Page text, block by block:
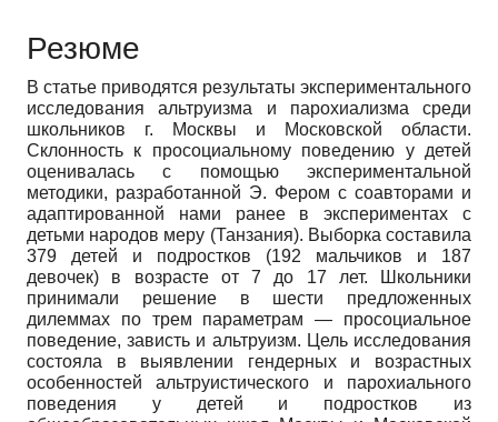
Резюме
В статье приводятся результаты экспериментального
исследования альтруизма и парохиализма среди
школьников г. Москвы и Московской области.
Склонность к просоциальному поведению у детей
оценивалась с помощью экспериментальной
методики, разработанной Э. Фером с соавторами и
адаптированной нами ранее в экспериментах с
детьми народов меру (Танзания). Выборка составила
379 детей и подростков (192 мальчиков и 187
девочек) в возрасте от 7 до 17 лет. Школьники
принимали решение в шести предложенных
дилеммах по трем параметрам — просоциальное
поведение, зависть и альтруизм. Цель исследования
состояла в выявлении гендерных и возрастных
особенностей альтруистического и парохиального
поведения у детей и подростков из